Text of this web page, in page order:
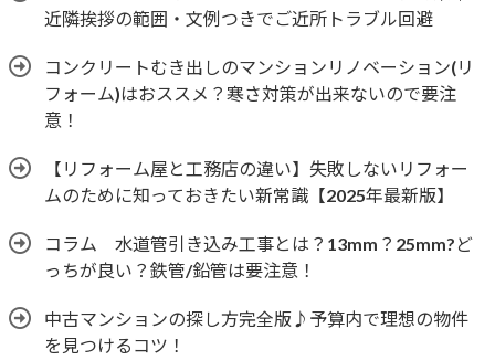
近隣挨拶の範囲・文例つきでご近所トラブル回避
コンクリートむき出しのマンションリノベーション(リ
フォーム)はおススメ？寒さ対策が出来ないので要注
意！
【リフォーム屋と工務店の違い】失敗しないリフォー
ムのために知っておきたい新常識【2025年最新版】
コラム 水道管引き込み工事とは？13mm？25mm?ど
っちが良い？鉄管/鉛管は要注意！
中古マンションの探し方完全版♪予算内で理想の物件
を見つけるコツ！